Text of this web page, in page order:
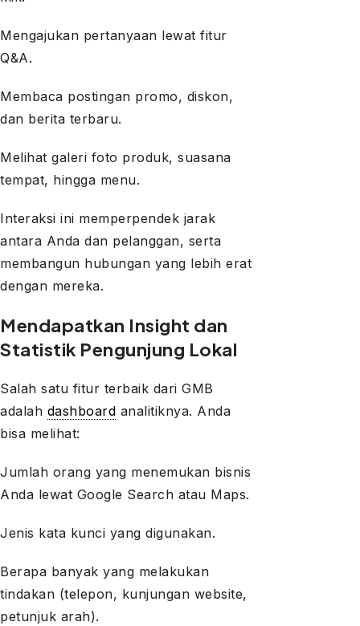
Mengajukan pertanyaan lewat fitur
Q&A.
Membaca postingan promo, diskon,
dan berita terbaru.
Melihat galeri foto produk, suasana
tempat, hingga menu.
Interaksi ini memperpendek jarak
antara Anda dan pelanggan, serta
membangun hubungan yang lebih erat
dengan mereka.
Mendapatkan Insight dan
Statistik Pengunjung Lokal
Salah satu fitur terbaik dari GMB
adalah dashboard analitiknya. Anda
bisa melihat:
Jumlah orang yang menemukan bisnis
Anda lewat Google Search atau Maps.
Jenis kata kunci yang digunakan.
Berapa banyak yang melakukan
tindakan (telepon, kunjungan website,
petunjuk arah).